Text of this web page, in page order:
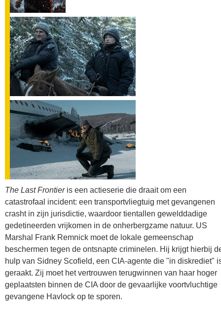
The Last Frontieris een actieserie die draait om een
catastrofaal incident: een transportvliegtuig met gevangenen
crasht in zijn jurisdictie, waardoor tientallen gewelddadige
gedetineerden vrijkomen in de onherbergzame natuur. US
Marshal Frank Remnick moet de lokale gemeenschap
beschermen tegen de ontsnapte criminelen. Hij krijgt hierbij
hulp van Sidney Scofield, een CIA-agente die "in diskrediet"
geraakt. Zij moet het vertrouwen terugwinnen van haar hoger
geplaatsten binnen de CIA door de gevaarlijke voortvluchtige
gevangene Havlock op te sporen.